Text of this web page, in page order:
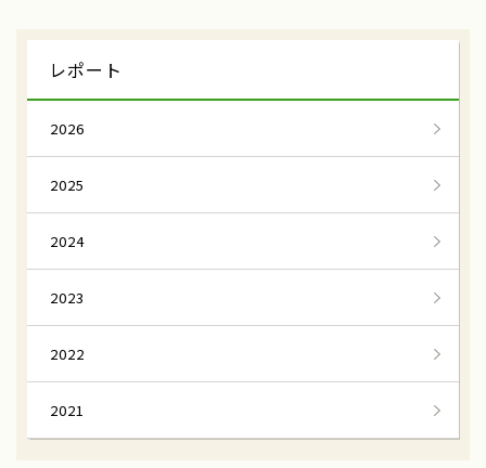
雪中キャベツ植え付け
ふれあい誌 産直物語
大和ルージュ 奈良県天理市
ふるさと俱楽部
神奈川県秦野市 農業女子つ・な・ぐPJ
伝統を未来へ結ぶ 田辺の梅システム
レポート
2026
2025
2024
2023
2022
2021